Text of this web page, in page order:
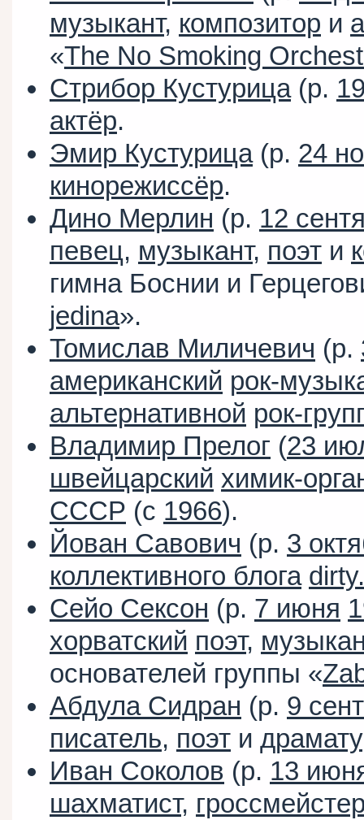
музыкант, композитор и
«The No Smoking
Стрибор Кустурица(р.
актёр.
Эмир Кустурица(р. 24
кинорежиссёр.
Дино Мерлин (р. 12
певец, музыкант, поэт и
гимна Боснии и
jedina».
Томислав Миличевич (р.
американский рок-
альтернативной рок-
Владимир Прелог (23
швейцарский химик-
СССР (с 1966).
Йован Савович (р. 3
коллективного блога
Сейо Сексон (р. 7 июня
хорватский поэт,
основателей группы «
Абдула Сидран (р. 9
писатель, поэт и
Иван Соколов (р. 13
шахматист,